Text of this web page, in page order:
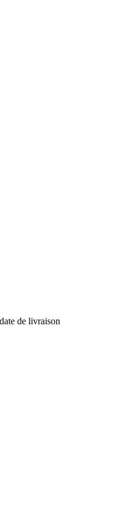
de livraison